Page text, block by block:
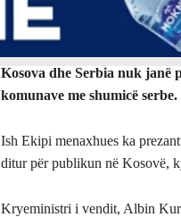
Kosova dhe Serbia nuk janë
komunave me shumicë serbe.
Ish Ekipi menaxhues ka
ditur për publikun në Kosovë,
Kryeministri i vendit, Albin